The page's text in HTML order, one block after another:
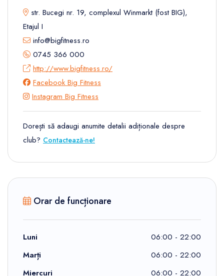
str. Bucegi nr. 19, complexul Winmarkt (fost BIG),
Etajul I
info@bigfitness.ro
0745 366 000
http://www.bigfitness.ro/
Facebook Big Fitness
Instagram Big Fitness
Dorești să adaugi anumite detalii adiționale despre
club? Contactează-ne!
Orar de funcționare
Luni
06:00 - 22:00
Marți
06:00 - 22:00
Miercuri
06:00 - 22:00